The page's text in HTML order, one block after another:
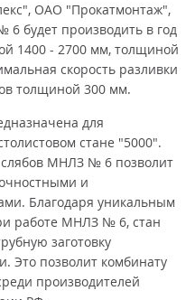
ОАО "Прокатмонтаж",
будет производить в год
1400 - 2700 мм, толщиной
скорость разливки
толщиной 300 мм.
для
стане "5000".
слябов МНЛЗ № 6 позволит
и
Благодаря уникальным
работе МНЛЗ № 6, стан
заготовку
Это позволит комбинату
производителей